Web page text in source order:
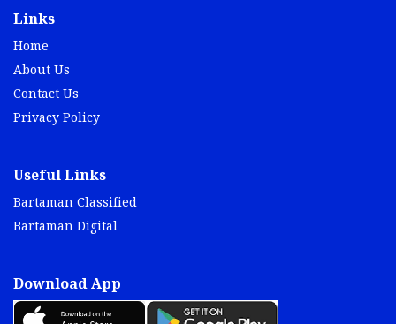
Links
Home
About Us
Contact Us
Privacy Policy
Useful Links
Bartaman Classified
Bartaman Digital
Download App